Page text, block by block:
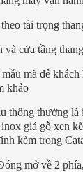
tải trọng
và cửa tầng
mã để
khảo
thông thường là
giả gỗ xen
kèm trong
mở về 2